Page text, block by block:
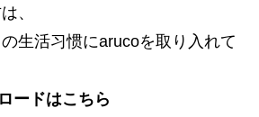
、
生活习惯にarucoを取り入れて
ードはこちら